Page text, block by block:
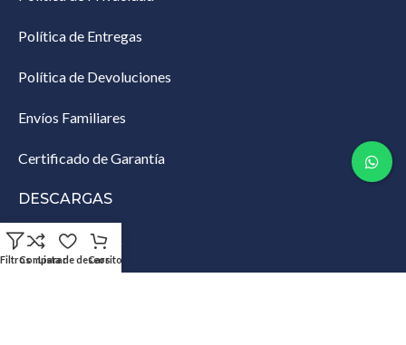
Política de Entregas
Política de Devoluciones
Envíos Familiares
Certificado de Garantía
DESCARGAS
Lista de Empaque
FiltrosComparar
Lista de deseos
Carrito